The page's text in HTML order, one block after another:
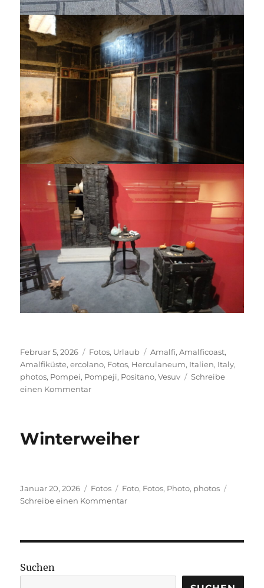
Veröffentlicht
am
Februar 5, 2026 Kategorien
Fotos, Urlaub Schlagwörter
Amalfi,Amalficoast,
Amalfiküste,ercolano, Fotos, Herculaneum, Italien, Italy,
photos, Pompei, Pompeji, Positano,Vesuv
Schreibe
einen Kommentarzu
Amalfiküste,
Winterweiher
Veröffentlicht
am
Januar 20, 2026 Kategorien
Fotos Schlagwörter
Foto, Fotos, Photo, photos
Schreibe einen Kommentarzu
Suchen